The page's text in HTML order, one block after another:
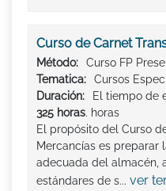
Curso de Carnet
Método:
Curso FP
Tematica:
Cursos
Duración:
El tiempo de
325 horas. horas
El propósito del Curso
Mercancías es preparar
adecuada del almacén,
estándares de s... ver